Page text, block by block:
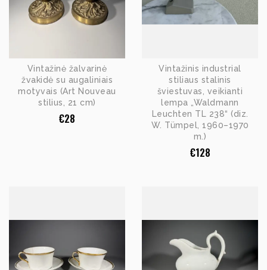
Vintažinė žalvarinė
žvakidė su augaliniais
motyvais (Art Nouveau
stilius, 21 cm)
€28
Vintažinis industrial
stiliaus stalinis
šviestuvas, veikianti
lempa „Waldmann
Leuchten TL 238“ (diz.
W. Tümpel, 1960–1970
m.)
€128